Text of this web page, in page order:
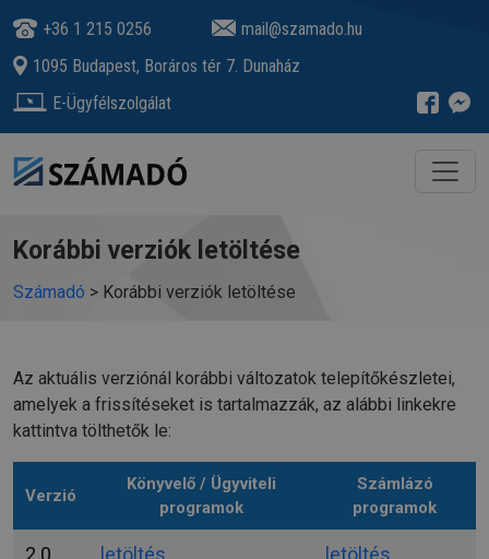
+36 1 215 0256
mail@szamado.hu
1095 Budapest, Boráros tér 7. Dunaház
E-Ügyfélszolgálat
Korábbi verziók letöltése
Számadó > Korábbi verziók letöltése
Az aktuális verziónál korábbi változatok telepítőkészletei,
amelyek a frissítéseket is tartalmazzák, az alábbi linkekre
kattintva tölthetők le:
Verzió
Könyvelő / Ügyviteli
programok
Számlázó
programok
2.0 letöltés letöltés